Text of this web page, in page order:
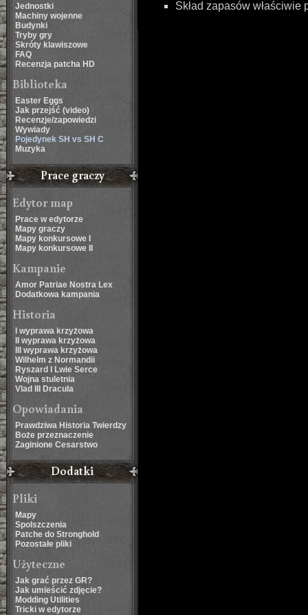
Jednostki
Machiny wojenne
Budynki
Tryby gry
Skróty klawiszowe
FAQ
Recenzja patcha HD
Biblioteka
Easter Eggs
Jak przejść (video)
Recenzje/zapowiedzi
Wywiady
Pojedynek SH vs SH C
Muzyka
Prace graczy
Edytor map
Prace w edytorze
Mapy graczy
Mapy konkursowe I
Mapy konkursowe II
Kampanie
Amor Patriae Nostra Lex
Dodatkowa kampania
Historia
I wyprawa krzyżowa
II wyprawa krzyżowa
III wyprawa krzyżowa
Wilhelm z Normandii
Ryszard I Lwie Serce
Wojna stuletnia
Vlad III Dracula
Opowiadania
Prawdziwa Historia Twierdzy
Boże przeznaczenie
Zaginione Cesarstwo
Dodatki
Pliki
Mapy
Spolszczenia
Patche do Stronghold
Pozostałe pliki
Użyteczne
Jak grać przez GR?
Jak umieścić zdjęcie?
Modding Utilities
Tricki w edytorze
Skład zapasów właściwie